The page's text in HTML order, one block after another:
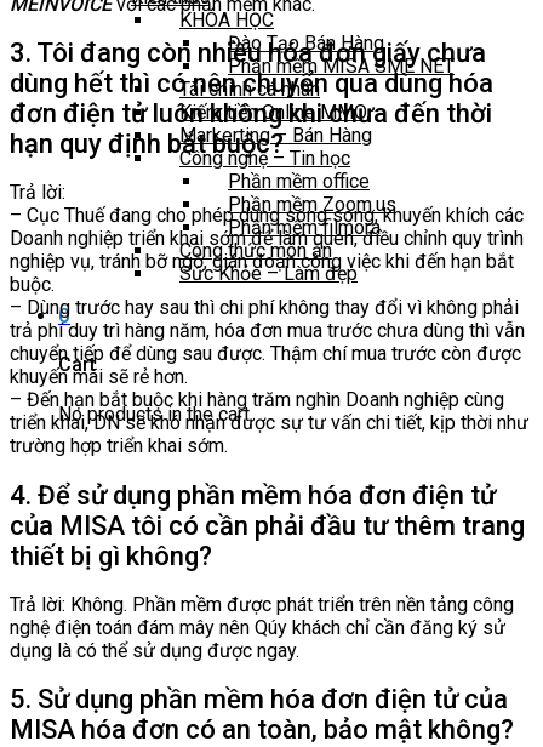
KHÓA HỌC
Đào Tạo Bán Hàng
Phần mềm MISA SME NET
Tài chính cá nhân
Kiếm tiền Online MMO
Markerting – Bán Hàng
Công nghệ – Tin học
Phần mềm office
Phần mềm Zoom.us
Phần mềm filmora
Công thức món ăn
Sức Khỏe – Làm đẹp
0
Cart
No products in the cart.
3. Tôi đang còn nhiều hóa đơn giấy chưa
dùng hết thì có nên chuyển qua dùng hóa
đơn điện tử luôn không khi chưa đến thời
hạn quy định bắt buộc?
Trả lời:
– Cục Thuế đang cho phép dùng song song, khuyến khích các
Doanh nghiệp triển khai sớm để làm quen, điều chỉnh quy trình
nghiệp vụ, tránh bỡ ngỡ, gián đoạn công việc khi đến hạn bắt
buộc.
– Dùng trước hay sau thì chi phí không thay đổi vì không phải
trả phí duy trì hàng năm, hóa đơn mua trước chưa dùng thì vẫn
chuyển tiếp để dùng sau được. Thậm chí mua trước còn được
khuyến mãi sẽ rẻ hơn.
– Đến hạn bắt buộc khi hàng trăm nghìn Doanh nghiệp cùng
triển khai, DN sẽ khó nhận được sự tư vấn chi tiết, kịp thời như
trường hợp triển khai sớm.
4. Để sử dụng phần mềm hóa đơn điện tử
của MISA tôi có cần phải đầu tư thêm trang
thiết bị gì không?
Trả lời: Không. Phần mềm được phát triển trên nền tảng công
nghệ điện toán đám mây nên Qúy khách chỉ cần đăng ký sử
dụng là có thể sử dụng được ngay.
5. Sử dụng phần mềm hóa đơn điện tử của
MISA hóa đơn có an toàn, bảo mật không?